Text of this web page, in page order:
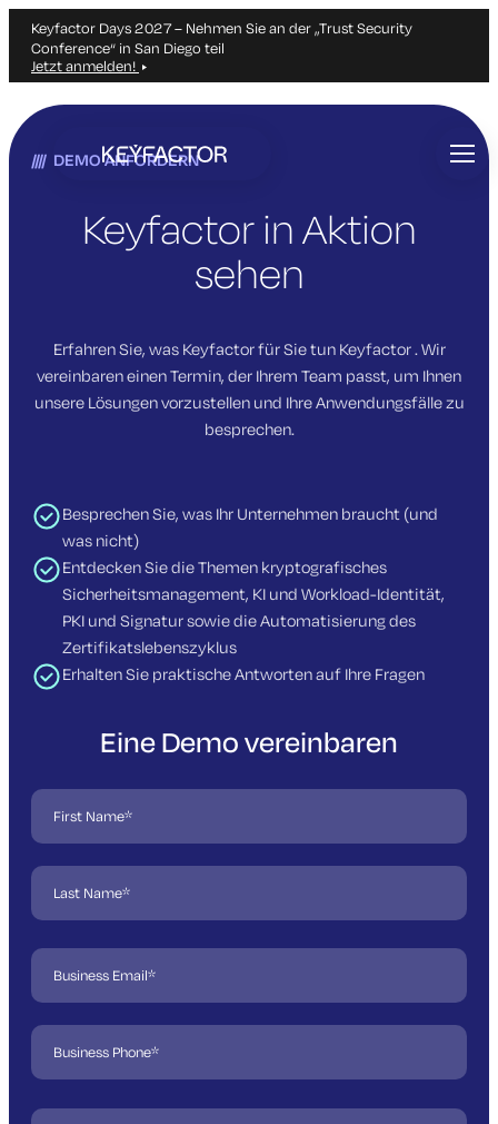
Keyfactor Days 2027 – Nehmen Sie an der „Trust Security
Conference“ in San Diego teil
Jetzt anmelden!
springen
DEMO ANFORDERN
Keyfactor in Aktion
sehen
Erfahren Sie, was Keyfactor für Sie tun Keyfactor . Wir
vereinbaren einen Termin, der Ihrem Team passt, um Ihnen
unsere Lösungen vorzustellen und Ihre Anwendungsfälle zu
besprechen.
Besprechen Sie, was Ihr Unternehmen braucht (und
was nicht)
Entdecken Sie die Themen kryptografisches
Sicherheitsmanagement, KI und Workload-Identität,
PKI und Signatur sowie die Automatisierung des
Zertifikatslebenszyklus
Erhalten Sie praktische Antworten auf Ihre Fragen
Eine Demo vereinbaren